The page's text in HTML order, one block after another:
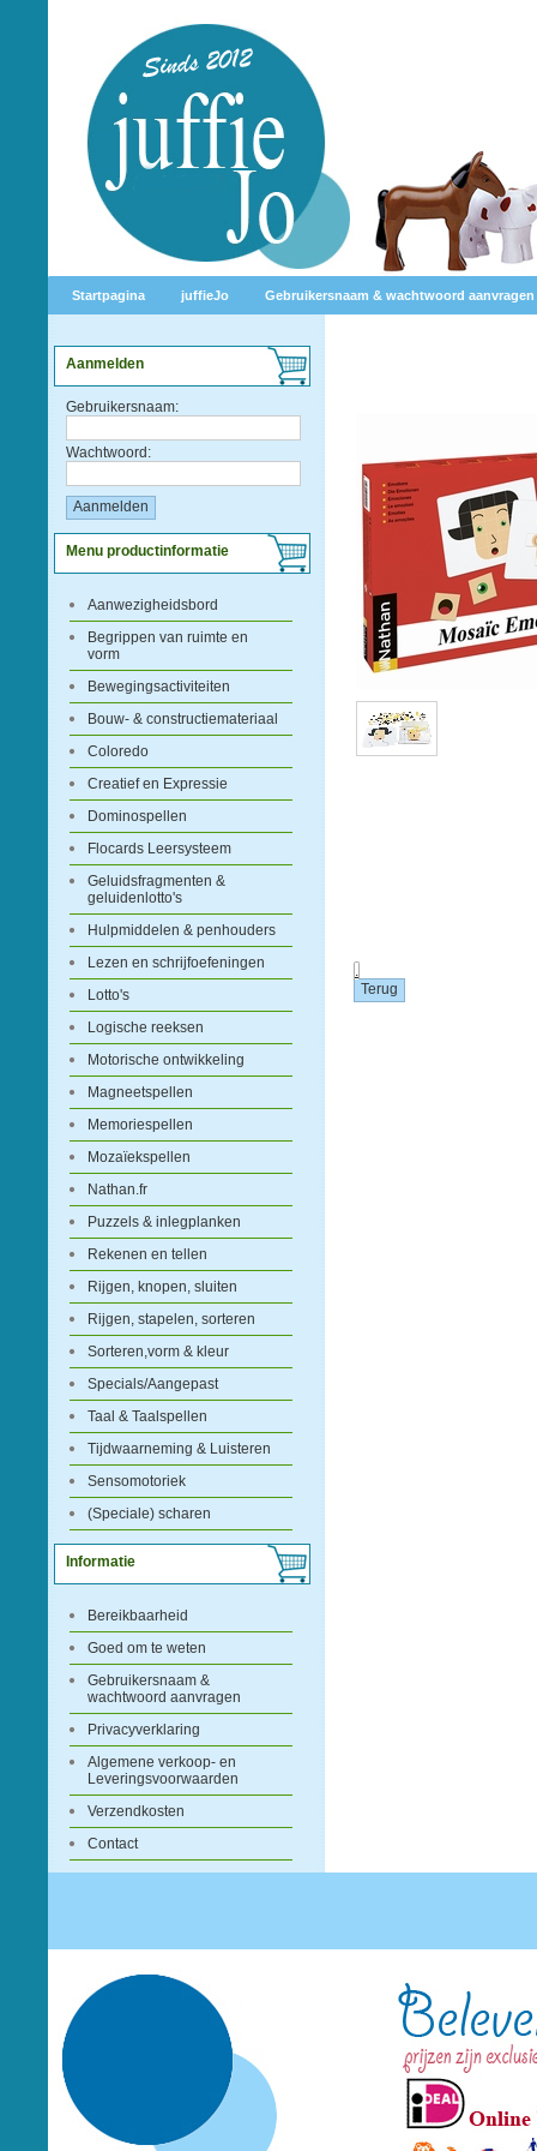
Startpagina juffieJo Gebruikersnaam & wachtwoord aanvragen
Aanmelden
Gebruikersnaam:
Wachtwoord:
Menu productinformatie
Aanwezigheidsbord
Begrippen van ruimte en
vorm
Bewegingsactiviteiten
Bouw- & constructiemateriaal
Coloredo
Creatief en Expressie
Dominospellen
Flocards Leersysteem
Geluidsfragmenten &
geluidenlotto's
Hulpmiddelen & penhouders
Lezen en schrijfoefeningen
Lotto's
Logische reeksen
Motorische ontwikkeling
Magneetspellen
Memoriespellen
Mozaïekspellen
Nathan.fr
Puzzels & inlegplanken
Rekenen en tellen
Rijgen, knopen, sluiten
Rijgen, stapelen, sorteren
Sorteren,vorm & kleur
Specials/Aangepast
Taal & Taalspellen
Tijdwaarneming & Luisteren
Sensomotoriek
(Speciale) scharen
Informatie
Bereikbaarheid
Goed om te weten
Gebruikersnaam &
wachtwoord aanvragen
Privacyverklaring
Algemene verkoop- en
Leveringsvoorwaarden
Verzendkosten
Contact
.